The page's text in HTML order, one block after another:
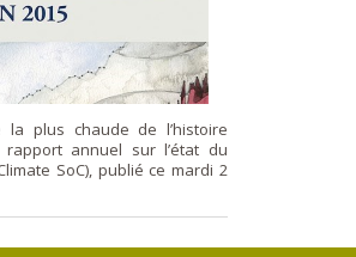
la plus chaude de l’histoire
annuel sur l’état du
SoC), publié ce mardi 2